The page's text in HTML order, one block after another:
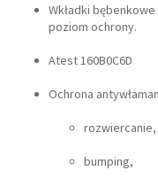
Wkładki
poziom ochrony.
Atest 160B0C6D
Ochrona
rozwiercanie,
bumping,